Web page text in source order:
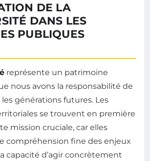
DE LA
DANS LES
PUBLIQUES
représente un patrimoine
nous avons la responsabilité de
générations futures. Les
se trouvent en première
mission cruciale, car elles
compréhension fine des enjeux
capacité d’agir concrètement